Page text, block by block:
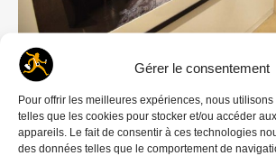
Gérer le consentement
Pour offrir les meilleures expériences, nous
telles que les cookies pour stocker et/ou accéder
appareils. Le fait de consentir à ces technologies
des données telles que le comportement de
Alain Buu à la MEP © Geneviève
Alain Buu, d’origine vietnamienne
ordinaire. De haute ascendance, il
dynastie impériale des Nguyên du